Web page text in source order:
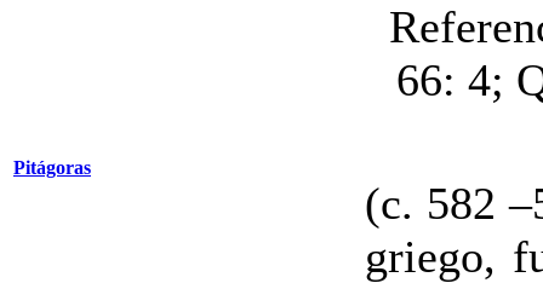
66: 4;
Pitágoras
(c. 582
griego,